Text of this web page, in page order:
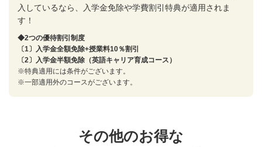
入しているなら、入学金免除や学費割引特典が適用されま
す！
◆2つの優待割引制度
〔1〕入学金全額免除+授業料10％割引
〔2〕入学金半額免除（英語キャリア育成コース）
※特典適用には条件がございます。
※一部適用外のコースがございます。
その他のお得な